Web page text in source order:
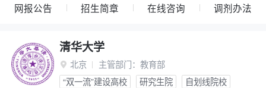
网报公告 招生简章 在线咨询 调剂办法
清华大学
 北京 主管部门： 教育部
“双一流”建设高校
研究生院 自划线院校